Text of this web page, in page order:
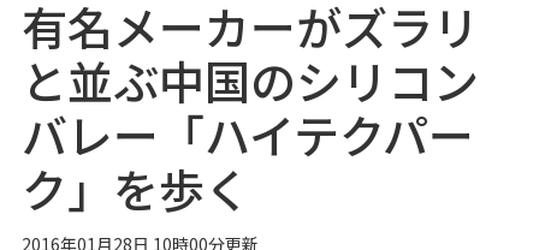
有名メーカーがズラリ
と並ぶ中国のシリコン
バレー「ハイテクパー
ク」を歩く
2016年01月28日 10時00分更新